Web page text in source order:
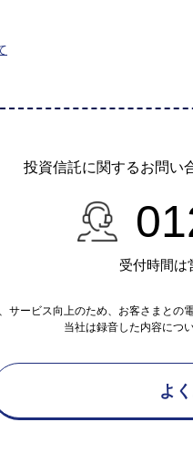
投資信託に関するお問い
受付時間は
サービス向上のため、お客さまとの
当社は録音した内容につ
よ